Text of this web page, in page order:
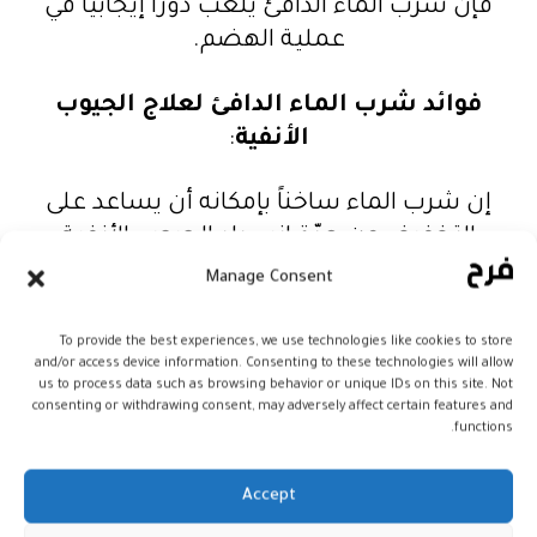
Manage Consent
To provide the best experiences, we use technologies like cookies to store
and/or access device information. Consenting to these technologies will allow
us to process data such as browsing behavior or unique IDs on this site. Not
consenting or withdrawing consent, may adversely affect certain features and
functions.
Accept
فإنّ شرب الماء الدافئ يلعب دوراً إيجابياً في
عملية الهضم.
فوائد شرب الماء الدافئ لعلاج الجيوب
الأنفية:
إن شرب الماء ساخناً بإمكانه أن يساعد على
التخفيف من حدّة انسداد الجيوب الأنفية
وتخفيض الشعور بالصداع الذي تسببه
فوائد شرب الماء الدافئ للجهاز التنفسي:
يعمل الماء الدافئ على تنقية المجاري
التنفسية من مسببات الأمراض مثل
الفيروسات والبكتيريا والفطريات وسواها.